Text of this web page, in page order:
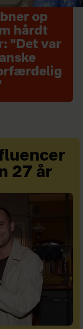
op
hårdt
"Det var
27 år